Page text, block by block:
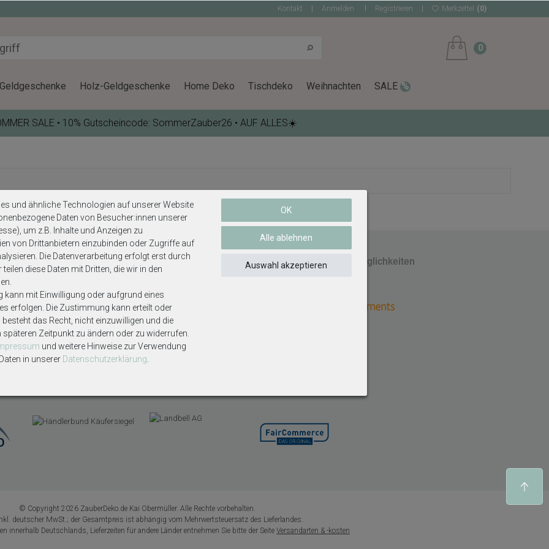
Kontakt Anmelden Registrieren Merkzettel (0)
0
Geldgeschenke Holz-Geldgeschenke Home Deko Tischdeko Weihnachten SALE
SALE • 10% Gutscheincode: SommerZauber26 • AUF ALLES☀️
Service
Instagram
Pinterest
Facebook
Zahlungsmöglichkeiten
© Copyright 2026 ZauberDeko.de Kai Obermüller. Alle Rechte vorbehalten.
deutscher MwSt.; der Gesamtpreis ist abhängig vom Mehrwertsteuersatz des Lieferlandes.
innerhalb Deutschlands, Lieferzeiten für andere Länder entnehmen Sie bitte der Seite Versandarten & -kosten
und ähnliche Technologien auf unserer Website
Daten von Besucher:innen unserer
um z.B. Inhalte und Anzeigen zu
von Drittanbietern einzubinden oder Zugriffe auf
Die Datenverarbeitung erfolgt erst durch
diese Daten mit Dritten, die wir in den
kann mit Einwilligung oder aufgrund eines
erfolgen. Die Zustimmung kann erteilt oder
besteht das Recht, nicht einzuwilligen und die
Zeitpunkt zu ändern oder zu widerrufen.
und weitere Hinweise zur Verwendung
in unserer Daten­schutz­erklärung
OK
Alle ablehnen
Auswahl akzeptieren